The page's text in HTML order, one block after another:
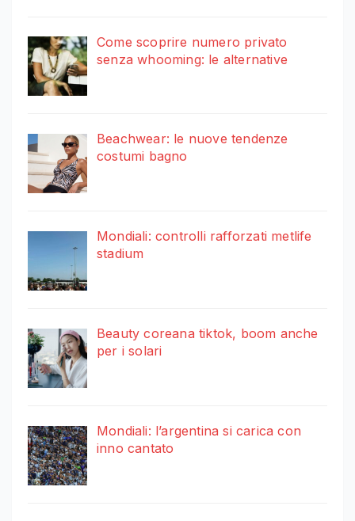
Come scoprire numero privato
senza whooming: le alternative
Beachwear: le nuove tendenze
costumi bagno
Mondiali: controlli rafforzati metlife
stadium
Beauty coreana tiktok, boom anche
per i solari
Mondiali: l’argentina si carica con
inno cantato